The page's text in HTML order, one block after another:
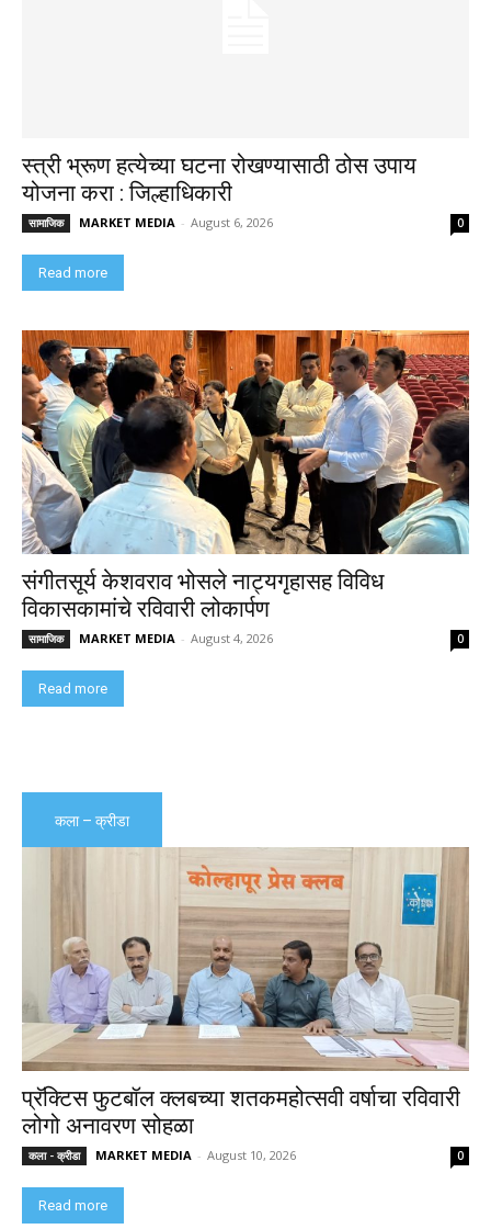
स्त्री भ्रूण हत्येच्या घटना रोखण्यासाठी ठोस उपाय
योजना करा : जिल्हाधिकारी
सामाजिक MARKET MEDIA - August 6, 2026 0
Read more
संगीतसूर्य केशवराव भोसले नाट्यगृहासह विविध
विकासकामांचे रविवारी लोकार्पण
सामाजिक MARKET MEDIA - August 4, 2026 0
Read more
कला – क्रीडा
प्रॅक्टिस फुटबॉल क्लबच्या शतकमहोत्सवी वर्षाचा रविवारी
लोगो अनावरण सोहळा
कला - क्रीडा MARKET MEDIA - August 10, 2026 0
Read more